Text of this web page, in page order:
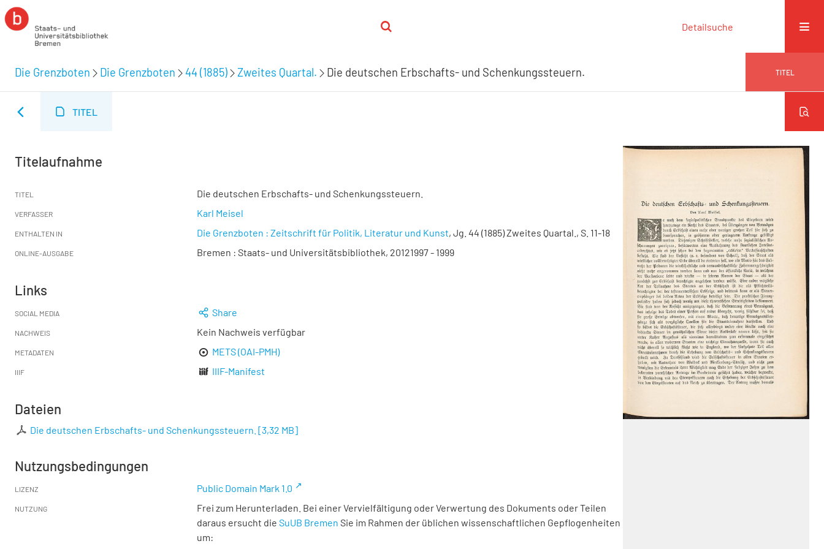
Detailsuche
Die Grenzboten Die Grenzboten 44 (1885) Zweites Quartal. Die deutschen Erbschafts- und Schenkungssteuern. TITEL
TITEL
Titelaufnahme
TITEL Die deutschen Erbschafts- und Schenkungssteuern.
VERFASSER Karl Meisel
ENTHALTEN IN Die Grenzboten : Zeitschrift für Politik, Literatur und Kunst, Jg. 44 (1885) Zweites Quartal., S. 11-18
ONLINE-AUSGABE Bremen : Staats- und Universitätsbibliothek, 20121997 - 1999
Links
SOCIAL MEDIA Share
NACHWEIS Kein Nachweis verfügbar
METADATEN METS (OAI-PMH)
IIIF IIIF-Manifest
Dateien
Die deutschen Erbschafts- und Schenkungssteuern. [3,32 MB]
Nutzungsbedingungen
LIZENZ Public Domain Mark 1.0
NUTZUNG
Frei zum Herunterladen. Bei einer Vervielfältigung oder Verwertung des Dokuments oder Teilen
daraus ersucht die SuUB Bremen Sie im Rahmen der üblichen wissenschaftlichen Gepflogenheiten
um: